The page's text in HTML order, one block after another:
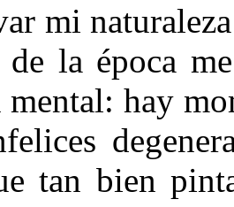
mi
la época
mental: hay
tan bien